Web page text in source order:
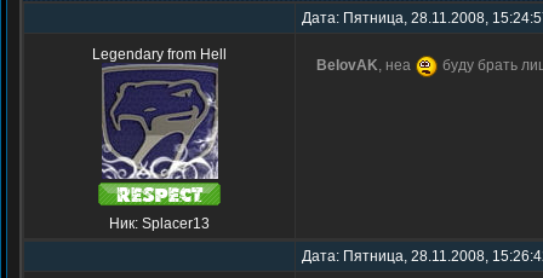
Дата: Пятница, 28.11.2008,
Legendary from Hell
Ник: Splacer13
BelovAK, неа буду брать
Дата: Пятница, 28.11.2008,